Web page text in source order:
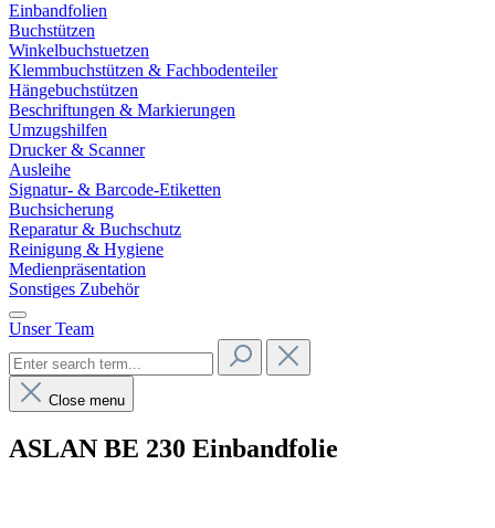
Einbandfolien
Buchstützen
Winkelbuchstuetzen
Klemmbuchstützen & Fachbodenteiler
Hängebuchstützen
Beschriftungen & Markierungen
Umzugshilfen
Drucker & Scanner
Ausleihe
Signatur- & Barcode-Etiketten
Buchsicherung
Reparatur & Buchschutz
Reinigung & Hygiene
Medienpräsentation
Sonstiges Zubehör
Unser Team
Close menu
ASLAN BE 230 Einbandfolie